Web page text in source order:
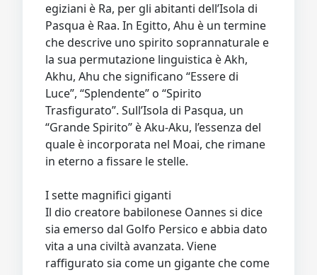
egiziani è Ra, per gli abitanti dell’Isola di
Pasqua è Raa. In Egitto, Ahu è un termine
che descrive uno spirito soprannaturale e
la sua permutazione linguistica è Akh,
Akhu, Ahu che significano “Essere di
Luce”, “Splendente” o “Spirito
Trasfigurato”. Sull’Isola di Pasqua, un
“Grande Spirito” è Aku-Aku, l’essenza del
quale è incorporata nel Moai, che rimane
in eterno a fissare le stelle.
I sette magnifici giganti
Il dio creatore babilonese Oannes si dice
sia emerso dal Golfo Persico e abbia dato
vita a una civiltà avanzata. Viene
raffigurato sia come un gigante che come